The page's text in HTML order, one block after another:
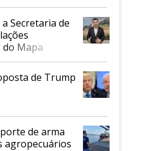
Secretaria de
Mapa
de Trump
de arma
agropecuários